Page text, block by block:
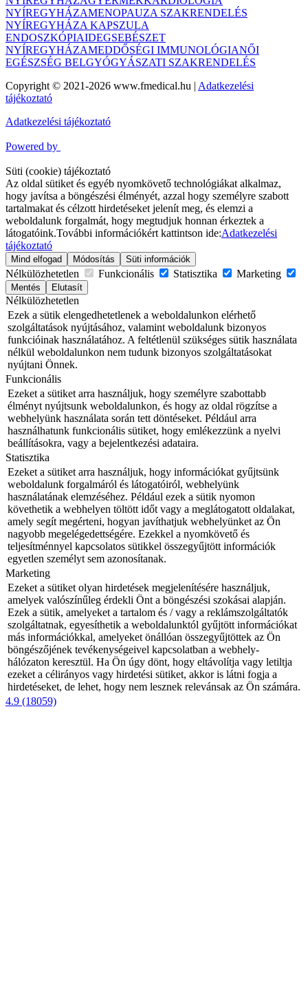
NYÍREGYHÁZAMENOPAUZA SZAKRENDELÉS
NYÍREGYHÁZA KAPSZULA
ENDOSZKÓPIAIDEGSEBÉSZET
NYÍREGYHÁZAMEDDŐSÉGI IMMUNOLÓGIANŐI
EGÉSZSÉG BELGYÓGYÁSZATI SZAKRENDELÉS
Copyright © 2021-2026 www.fmedical.hu | Adatkezelési
tájékoztató
Adatkezelési tájékoztató
Powered by
Süti (cookie) tájékoztató
Az oldal sütiket és egyéb nyomkövető technológiákat alkalmaz,
hogy javítsa a böngészési élményét, azzal hogy személyre szabott
tartalmakat és célzott hirdetéseket jelenít meg, és elemzi a
weboldalunk forgalmát, hogy megtudjuk honnan érkeztek a
látogatóink.További információkért kattintson ide:Adatkezelési
tájékoztató
Mind elfogad Módosítás Süti információk
Nélkülözhetetlen Funkcionális Statisztika Marketing
Mentés Elutasít
Nélkülözhetetlen
Ezek a sütik elengedhetetlenek a weboldalunkon elérhető
szolgáltatások nyújtásához, valamint weboldalunk bizonyos
funkcióinak használatához. A feltétlenül szükséges sütik használata
nélkül weboldalunkon nem tudunk bizonyos szolgáltatásokat
nyújtani Önnek.
Funkcionális
Ezeket a sütiket arra használjuk, hogy személyre szabottabb
élményt nyújtsunk weboldalunkon, és hogy az oldal rögzítse a
webhelyünk használata során tett döntéseket. Például arra
használhatunk funkcionális sütiket, hogy emlékezzünk a nyelvi
beállításokra, vagy a bejelentkezési adataira.
Statisztika
Ezeket a sütiket arra használjuk, hogy információkat gyűjtsünk
weboldalunk forgalmáról és látogatóiról, webhelyünk
használatának elemzéséhez. Például ezek a sütik nyomon
követhetik a webhelyen töltött időt vagy a meglátogatott oldalakat,
amely segít megérteni, hogyan javíthatjuk webhelyünket az Ön
nagyobb megelégedettségére. Ezekkel a nyomkövető és
teljesítménnyel kapcsolatos sütikkel összegyűjtött információk
egyetlen személyt sem azonosítanak.
Marketing
Ezeket a sütiket olyan hirdetések megjelenítésére használjuk,
amelyek valószínűleg érdekli Önt a böngészési szokásai alapján.
Ezek a sütik, amelyeket a tartalom és / vagy a reklámszolgáltatók
szolgáltatnak, egyesíthetik a weboldalunktól gyűjtött információkat
más információkkal, amelyeket önállóan összegyűjtöttek az Ön
böngészőjének tevékenységeivel kapcsolatban a webhely-
hálózaton keresztül. Ha Ön úgy dönt, hogy eltávolítja vagy letiltja
ezeket a célirányos vagy hirdetési sütiket, akkor is látni fogja a
hirdetéseket, de lehet, hogy nem lesznek relevánsak az Ön számára.
4.9 (18059)